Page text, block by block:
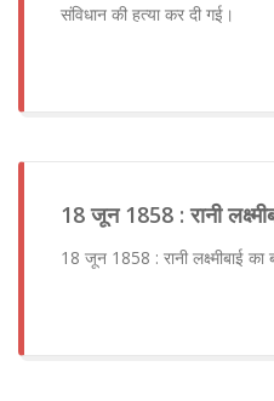
संविधान की हत्या कर दी गई।
18 जून 1858 : रानी
18 जून 1858 : रानी लक्ष्मीबाई का